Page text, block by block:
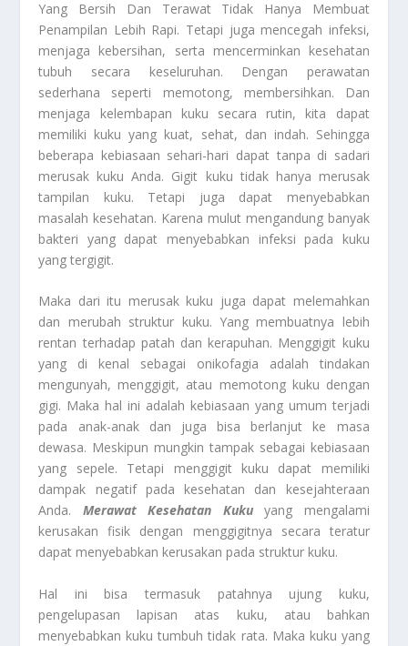
Yang Bersih Dan Terawat Tidak Hanya Membuat
Penampilan Lebih Rapi. Tetapi juga mencegah infeksi,
menjaga kebersihan, serta mencerminkan kesehatan
tubuh secara keseluruhan. Dengan perawatan
sederhana seperti memotong, membersihkan. Dan
menjaga kelembapan kuku secara rutin, kita dapat
memiliki kuku yang kuat, sehat, dan indah. Sehingga
beberapa kebiasaan sehari-hari dapat tanpa di sadari
merusak kuku Anda. Gigit kuku tidak hanya merusak
tampilan kuku. Tetapi juga dapat menyebabkan
masalah kesehatan. Karena mulut mengandung banyak
bakteri yang dapat menyebabkan infeksi pada kuku
yang tergigit.
Maka dari itu merusak kuku juga dapat melemahkan
dan merubah struktur kuku. Yang membuatnya lebih
rentan terhadap patah dan kerapuhan. Menggigit kuku
yang di kenal sebagai onikofagia adalah tindakan
mengunyah, menggigit, atau memotong kuku dengan
gigi. Maka hal ini adalah kebiasaan yang umum terjadi
pada anak-anak dan juga bisa berlanjut ke masa
dewasa. Meskipun mungkin tampak sebagai kebiasaan
yang sepele. Tetapi menggigit kuku dapat memiliki
dampak negatif pada kesehatan dan kesejahteraan
Anda. Merawat Kesehatan Kukuyang mengalami
kerusakan fisik dengan menggigitnya secara teratur
dapat menyebabkan kerusakan pada struktur kuku.
Hal ini bisa termasuk patahnya ujung kuku,
pengelupasan lapisan atas kuku, atau bahkan
menyebabkan kuku tumbuh tidak rata. Maka kuku yang